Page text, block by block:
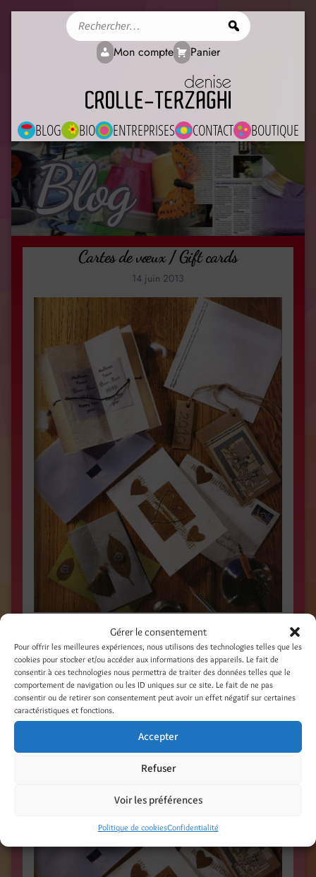
Gérer le consentement
Pour offrir les meilleures expériences, nous utilisons des technologies telles que les
cookies pour stocker et/ou accéder aux informations des appareils. Le fait de
consentir à ces technologies nous permettra de traiter des données telles que le
comportement de navigation ou les ID uniques sur ce site. Le fait de ne pas
consentir ou de retirer son consentement peut avoir un effet négatif sur certaines
caractéristiques et fonctions.
Accepter
Refuser
Voir les préférences
Politique de cookiesConfidentialité
BLOG BIO ENTREPRISES CONTACT BOUTIQUE
Mon compte Panier
Blog
Cartes de vœux / Gift cards
14 juin 2013
CARTES DE VOEUX / Janvier 2004 / Magazine
AVANTAGES, France /Photo Édouard Chauvin/
www.magazine-avantages.fr/